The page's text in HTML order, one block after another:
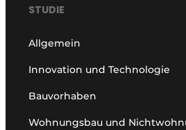
STUDIE
Allgemein
Innovation und Technologie
Bauvorhaben
Wohnungsbau und